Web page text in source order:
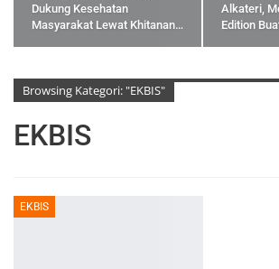
Dukung Kesehatan
Masyarakat Lewat Khitanan…
Alkateri,
Edition
Browsing Kategori: "EKBIS"
EKBIS
EKBIS